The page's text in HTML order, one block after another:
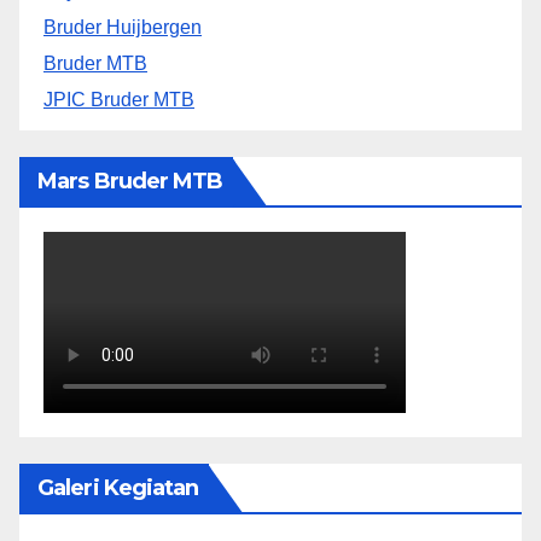
Bruder Huijbergen
Bruder MTB
JPIC Bruder MTB
Mars Bruder MTB
Galeri Kegiatan